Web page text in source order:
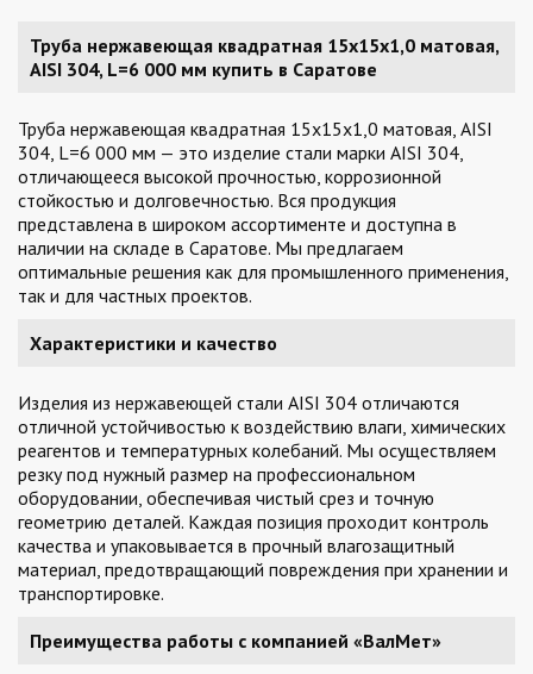
Труба нержавеющая квадратная 15х15х1,0 матовая,
AISI 304, L=6 000 мм купить в Саратове
Труба нержавеющая квадратная 15х15х1,0 матовая, AISI
304, L=6 000 мм — это изделие стали марки AISI 304,
отличающееся высокой прочностью, коррозионной
стойкостью и долговечностью. Вся продукция
представлена в широком ассортименте и доступна в
наличии на складе в Саратове. Мы предлагаем
оптимальные решения как для промышленного применения,
так и для частных проектов.
Характеристики и качество
Изделия из нержавеющей стали AISI 304 отличаются
отличной устойчивостью к воздействию влаги, химических
реагентов и температурных колебаний. Мы осуществляем
резку под нужный размер на профессиональном
оборудовании, обеспечивая чистый срез и точную
геометрию деталей. Каждая позиция проходит контроль
качества и упаковывается в прочный влагозащитный
материал, предотвращающий повреждения при хранении и
транспортировке.
Преимущества работы с компанией «ВалМет»